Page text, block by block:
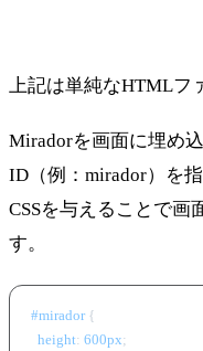
上記は単純なHTMLフ
Miradorを画面に埋め
ID（例：mirador）を
CSSを与えることで画
す。
#mirador {
height: 600px;